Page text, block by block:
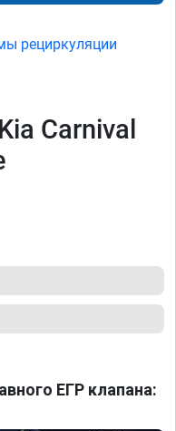
рециркуляции
Carnival
ЕГР клапана: